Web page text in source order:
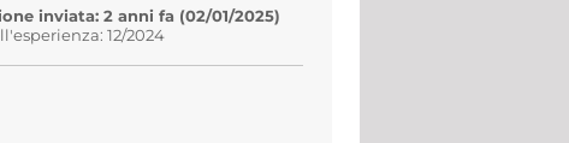
inviata: 2 anni fa (02/01/2025)
12/2024